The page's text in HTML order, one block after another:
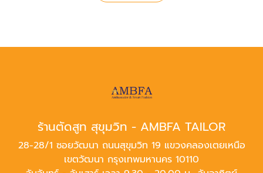
ร้านตัดสูท สุขุมวิท - AMBFA TAILOR
28-28/1 ซอยวัฒนา ถนนสุขุมวิท 19 แขวงคลองเตยเหนือ
เขตวัฒนา กรุงเทพมหานคร 10110